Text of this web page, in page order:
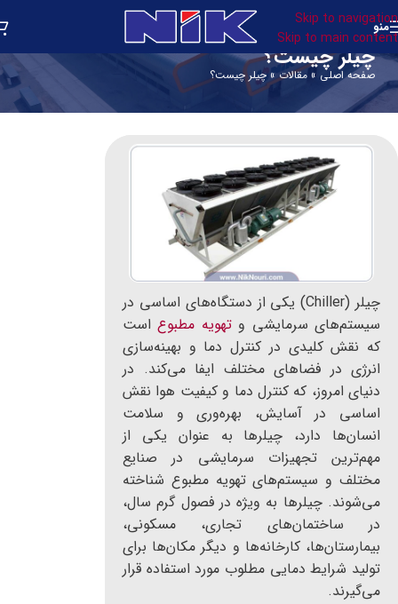
Skip to navigation
Skip to main content
منو
صفحه اصلی » مقالات»چیلر چیست؟
چیلر چیست؟
چیلر (Chiller) یکی از دستگاه‌های اساسی در
سیستم‌های سرمایشی وتهویه مطبوعاست
که نقش کلیدی در کنترل دما و بهینه‌سازی
انرژی در فضاهای مختلف ایفا می‌کند. در
دنیای امروز، که کنترل دما و کیفیت هوا نقش
اساسی در آسایش، بهره‌وری و سلامت
انسان‌ها دارد، چیلرها به عنوان یکی از
مهم‌ترین تجهیزات سرمایشی در صنایع
مختلف و سیستم‌های تهویه مطبوع شناخته
می‌شوند. چیلرها به ویژه در فصول گرم سال،
در ساختمان‌های تجاری، مسکونی،
بیمارستان‌ها، کارخانه‌ها و دیگر مکان‌ها برای
تولید شرایط دمایی مطلوب مورد استفاده قرار
می‌گیرند.